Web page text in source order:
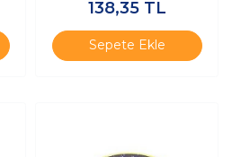
138,35 TL
Sepete Ekle